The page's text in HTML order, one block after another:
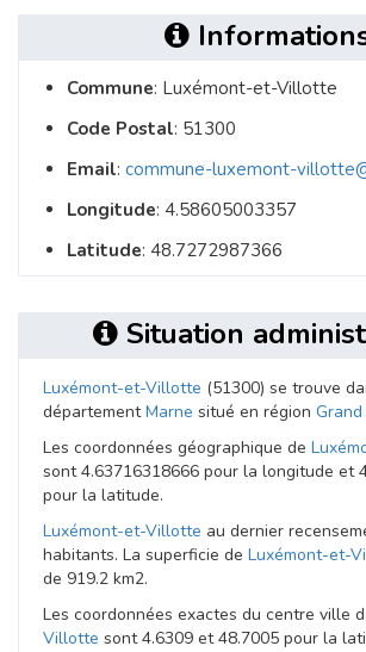
Commune: Luxémont-et-Villotte
Code Postal: 51300
Email: commune-luxemont-
Longitude: 4.58605003357
Latitude: 48.7272987366
Situation
Luxémont-et-Villotte (51300) se trouve
départementMarne situé en région
Les coordonnées géographique de
sont 4.63716318666 pour la longitude et
pour la latitude.
Luxémont-et-Villotte au dernier
habitants. La superficie de Luxémont-et-
de 919.2 km2.
Les coordonnées exactes du centre ville
Villotte sont 4.6309 et 48.7005 pour la